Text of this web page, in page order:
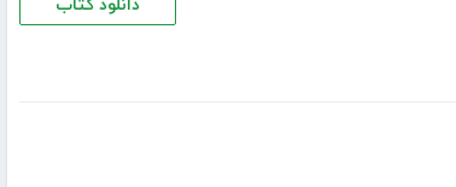
دانلود کتاب